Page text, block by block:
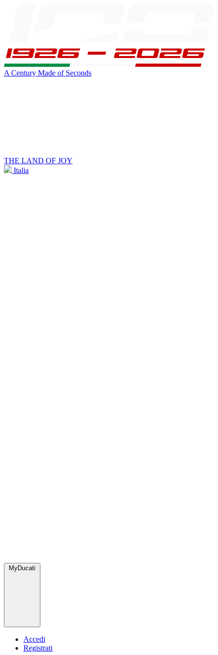
A Century Made of Seconds
THE LAND OF JOY
Italia
MyDucati
Accedi
Registrati